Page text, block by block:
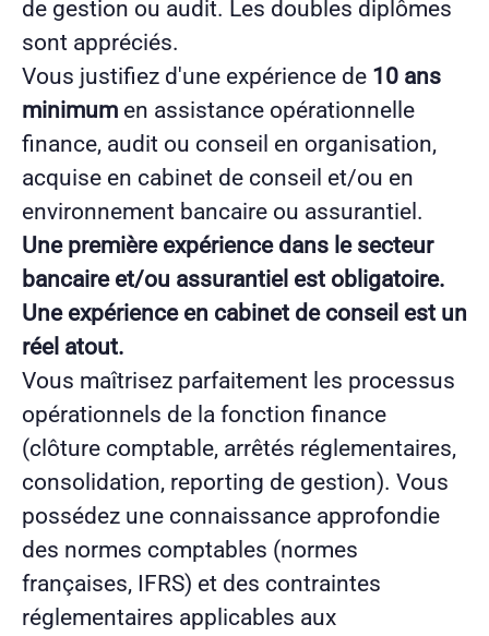
de gestion ou audit. Les doubles diplômes
sont appréciés.
Vous justifiez d'une expérience de 10 ans
minimum en assistance opérationnelle
finance, audit ou conseil en organisation,
acquise en cabinet de conseil et/ou en
environnement bancaire ou assurantiel.
Une première expérience dans le secteur
bancaireet/ou assurantiel est obligatoire.
Une expérience en cabinet de conseil est un
réel atout.
Vous maîtrisez parfaitement les processus
opérationnels de la fonction finance
(clôture comptable, arrêtés réglementaires,
consolidation, reporting de gestion). Vous
possédez une connaissance approfondie
des normes comptables (normes
françaises, IFRS) et des contraintes
réglementaires applicables aux